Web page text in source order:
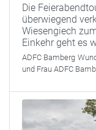
Die
überwiegend
Wiesengiech
Einkehr geht es
ADFC Bamberg
und Frau ADFC